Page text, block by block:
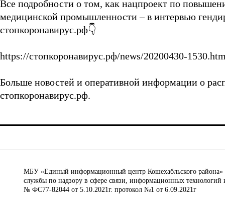
Все подробности о том, как нацпроект по
медицинской промышленности – в интервью
стопкоронавирус.рф👇
https://стопкоронавирус.рф/news/20200430-
Больше новостей и оперативной информации о
стопкоронавирус.рф.
МБУ «Единый информационный центр Кошехабльского района»
службы по надзору в сфере связи, информационных
№ ФС77-82044 от 5.10.2021г. протокол №1 от 6.09.2021г